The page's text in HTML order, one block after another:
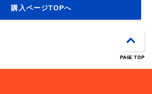
購入ページTOPへ
PAGE TOP